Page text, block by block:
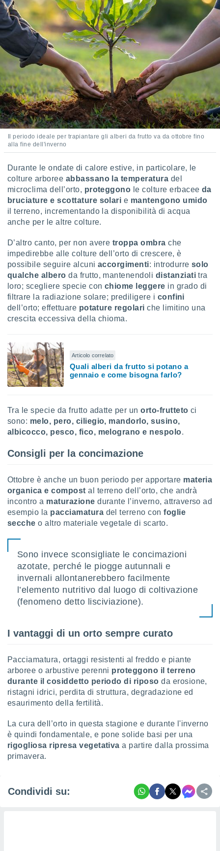
Il periodo ideale per trapiantare gli alberi da frutto va da ottobre fino
alla fine dell'inverno
Durante le ondate di calore estive, in particolare, le
colture arboree abbassano la temperatura del
microclima dell’orto, proteggono le colture erbacee da
bruciature e scottature solari e mantengono umido
il terreno, incrementando la disponibilità di acqua
anche per le altre colture.
D’altro canto, per non avere troppa ombra che
impedirebbe alle colture dell’orto di crescere, è
possibile seguire alcuni accorgimenti: introdurresolo
qualche albero da frutto, mantenendoli distanziati tra
loro; scegliere specie con chiome leggere in grado di
filtrare la radiazione solare; prediligere i confini
dell’orto; effettuare potature regolari che limitino una
crescita eccessiva della chioma.
Articolo correlato
Quali alberi da frutto si potano a
gennaio e come bisogna farlo?
Tra le specie da frutto adatte per unorto-frutteto ci
sono: melo, pero, ciliegio, mandorlo, susino,
albicocco, pesco, fico, melograno e nespolo.
Consigli per la concimazione
Ottobre è anche un buon periodo per apportare materia
organica e compost al terreno dell’orto, che andrà
incontro a maturazione durante l’inverno, attraverso ad
esempio la pacciamatura del terreno confoglie
secche o altro materiale vegetale di scarto.
Sono invece sconsigliate le concimazioni
azotate, perché le piogge autunnali e
invernali allontanerebbero facilmente
l’elemento nutritivo dal luogo di coltivazione
(fenomeno detto lisciviazione).
I vantaggi di un orto sempre curato
Pacciamatura, ortaggi resistenti al freddo e piante
arboree o arbustive perenni proteggono il terreno
durante il cosiddetto periodo di riposo da erosione,
ristagni idrici, perdita di struttura, degradazione ed
esaurimento della fertilità.
La cura dell’orto in questa stagione e durante l'inverno
è quindi fondamentale, e pone solide basi per una
rigogliosa ripresa vegetativa a partire dalla prossima
primavera.
Condividi su: